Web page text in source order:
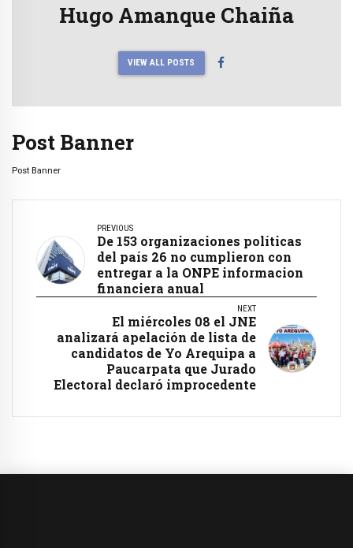
Hugo Amanque Chaiña
VIEW ALL POSTS
Post Banner
Post Banner
PREVIOUS
De 153 organizaciones políticas
del país 26 no cumplieron con
entregar a la ONPE informacion
financiera anual
NEXT
El miércoles 08 el JNE
analizará apelación de lista de
candidatos de Yo Arequipa a
Paucarpata que Jurado
Electoral declaró improcedente